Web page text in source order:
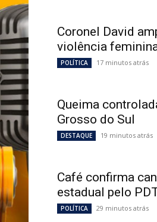
Coronel David
violência
POLÍTICA 17 minutos atrás
Queima
Grosso do Sul
DESTAQUE 19 minutos atrás
Café confirma
estadual pelo
POLÍTICA 29 minutos atrás